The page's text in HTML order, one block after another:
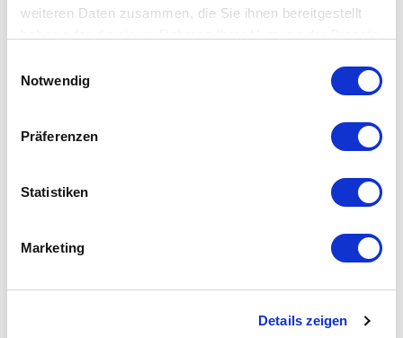
weiteren Daten zusammen, die Sie ihnen bereitgestellt
Notwendig
Präferenzen
Statistiken
Marketing
Details zeigen